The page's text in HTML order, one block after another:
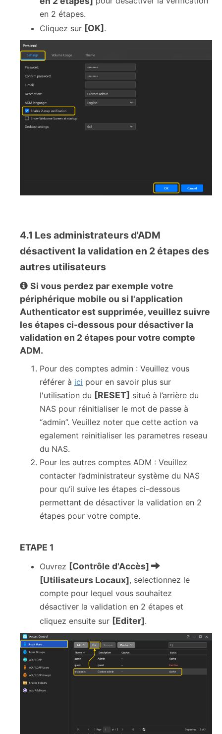
en 2 étapes.
Cliquez sur [OK].
4.1 Les administrateurs d'ADM
désactivent la validation en 2 étapes des
autres utilisateurs
Si vous perdez par exemple votre
périphérique mobile ou si l'application
Authenticator est supprimée, veuillez suivre
les étapes ci-dessous pour désactiver la
validation en 2 étapes pour votre compte
ADM.
Pour des comptes admin : Veuillez vous
référer à ici pour en savoir plus sur
l'utilisation du [RESET] situé à l’arrière du
NAS pour réinitialiser le mot de passe à
“admin”. Veuillez noter que cette action va
egalement reinitialiser les parametres reseau
du NAS.
Pour les autres comptes ADM : Veuillez
contacter l’administrateur système du NAS
pour qu’il suive les étapes ci-dessous
permettant de désactiver la validation en 2
étapes pour votre compte.
ETAPE 1
Ouvrez [Contrôle d'Accès]
[Utilisateurs Locaux], selectionnez le
compte pour lequel vous souhaitez
désactiver la validation en 2 étapes et
cliquez ensuite sur [Editer].